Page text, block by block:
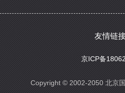
友情链
京ICP备
Copyright © 2002-2050 北京